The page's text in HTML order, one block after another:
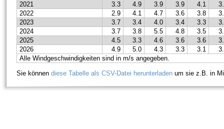
2021
3.3 4.9 3.9 3.9 4.1
2022
2.9 4.1 4.7 3.6 3.8
2023
3.7 3.4 4.0 3.4 3.3
2024
3.7 3.8 5.5 4.8 3.5
2025
4.5 3.3 4.6 3.6 3.6
2026
4.9 5.0 4.3 3.3 3.1
Alle Windgeschwindigkeiten sind in m/s angegeben.
Sie können diese Tabelle als CSV-Datei herunterladen um sie z.B. in